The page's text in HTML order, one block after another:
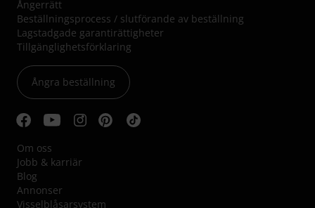
Ångerrätt
Beställningsprocess / slutförande av beställning
Lagstadgade garantirättigheter
Tillgänglighetsförklaring
Ångra beställning
Om oss
Jobb & karriär
Blog
Annonser
Visselblåsarsystem